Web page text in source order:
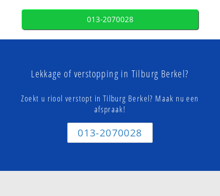
013-2070028
Lekkage of verstopping in Tilburg Berkel?
Zoekt u riool verstopt in Tilburg Berkel? Maak nu een
afspraak!
013-2070028